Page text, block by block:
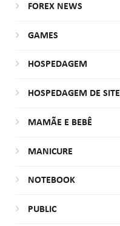
FOREX NEWS
GAMES
HOSPEDAGEM
HOSPEDAGEM DE SITE
MAMÃE E BEBÊ
MANICURE
NOTEBOOK
PUBLIC